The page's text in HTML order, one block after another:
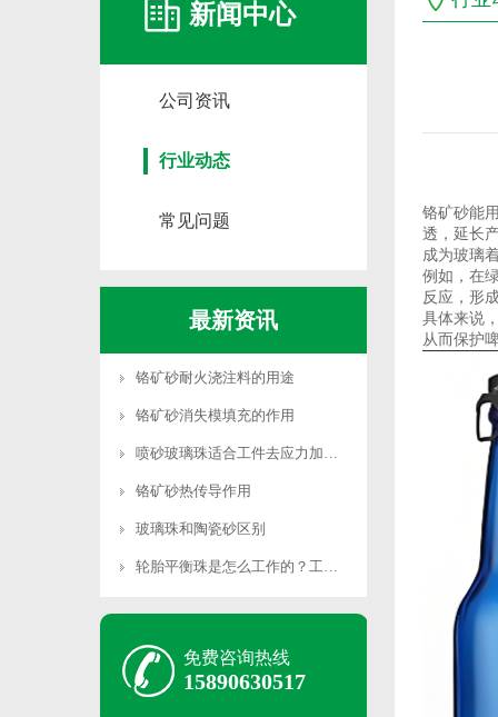
新闻中心
公司资讯
行业动态
常见问题
最新资讯
铬矿砂耐火浇注料的用途
铬矿砂消失模填充的作用
喷砂玻璃珠适合工件去应力加工吗
铬矿砂热传导作用
玻璃珠和陶瓷砂区别
轮胎平衡珠是怎么工作的？工作原理是什么？
免费咨询热线
15890630517
铬矿砂能
透，延长
成为玻璃
例如，在
反应，形
具体来说
从而保护